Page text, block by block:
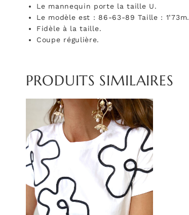
Le mannequin porte la taille U.
Le modèle est : 86-63-89 Taille : 1’73m.
Fidèle à la taille.
Coupe régulière.
PRODUITS SIMILAIRES